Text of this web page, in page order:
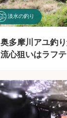
淡水の釣り
奥多摩川アユ釣
流心狙いはラフ